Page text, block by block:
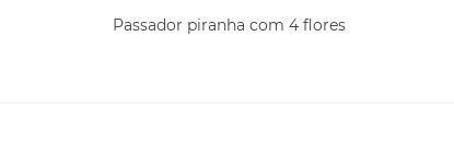
Passador piranha com 4 flores